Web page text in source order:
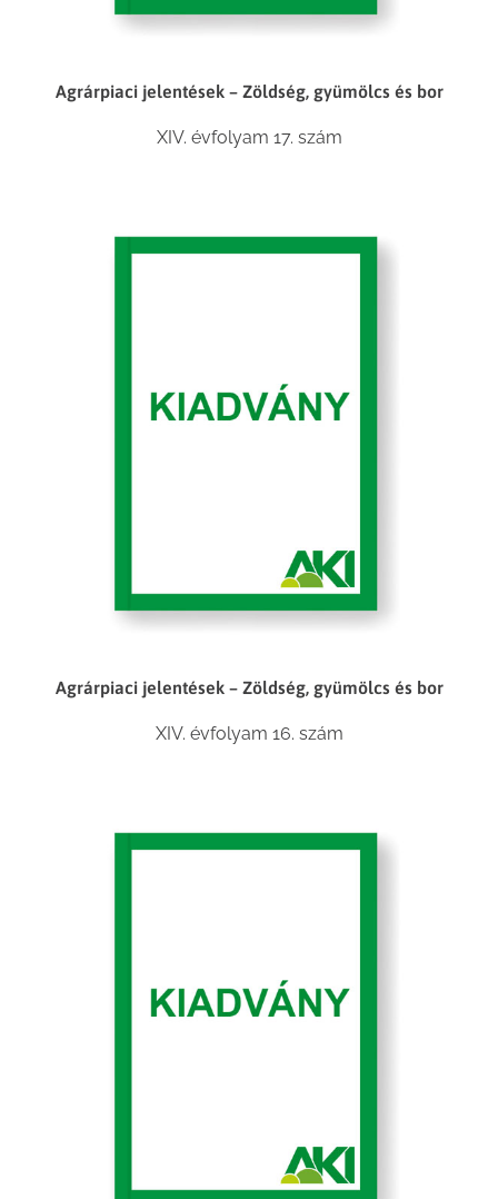
Agrárpiaci jelentések – Zöldség, gyümölcs és bor
XIV. évfolyam 17. szám
Agrárpiaci jelentések – Zöldség, gyümölcs és bor
XIV. évfolyam 16. szám